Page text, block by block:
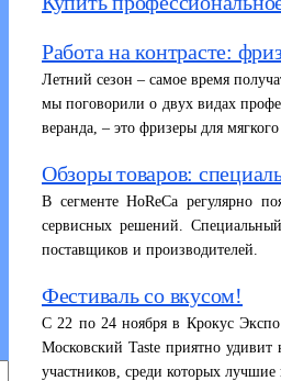
Работа на контрасте:
Летний сезон – самое время
мы поговорили о двух видах
веранда, – это фризеры для
Обзоры товаров:
В сегменте HoReCa регулярно
сервисных решений.
поставщиков и производителей.
Фестиваль со вкусом!
C 22 по 24 ноября в Крокус Экспо
Московский Taste приятно
участников, среди которых